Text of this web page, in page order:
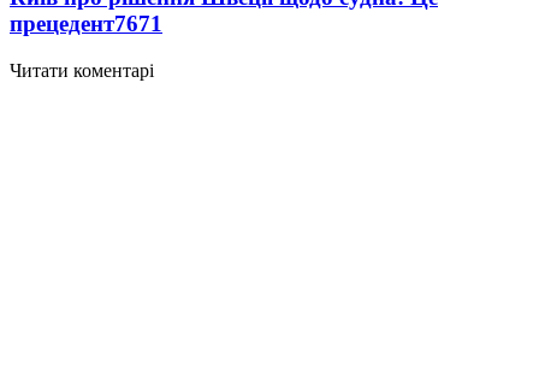
прецедент7671
Читати коментарі